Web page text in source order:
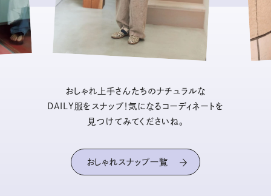
おしゃれ上手さんたちのナチュラルな
DAILY服をスナップ！気になるコーディネートを
見つけてみてくださいね。
おしゃれスナップ一覧